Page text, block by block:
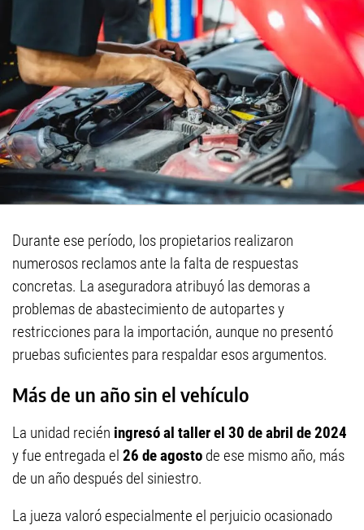
Durante ese período, los propietarios realizaron
numerosos reclamos ante la falta de respuestas
concretas. La aseguradora atribuyó las demoras a
problemas de abastecimiento de autopartes y
restricciones para la importación, aunque no presentó
pruebas suficientes para respaldar esos argumentos.
Más de un año sin el vehículo
La unidad recién ingresó al taller el 30 de abril de 2024
y fue entregada el 26 de agosto de ese mismo año, más
de un año después del siniestro.
La jueza valoró especialmente el perjuicio ocasionado